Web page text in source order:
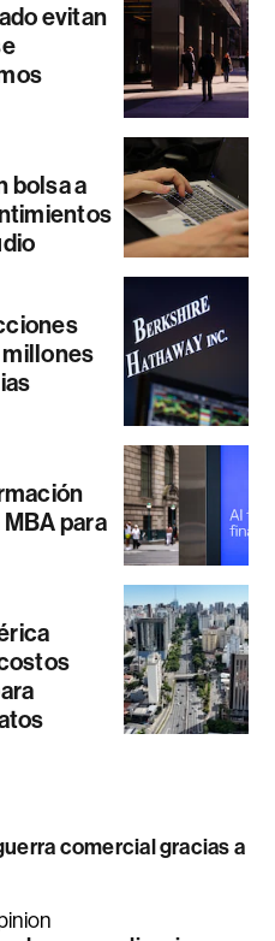
evitan
bolsa a
para
comercial gracias a